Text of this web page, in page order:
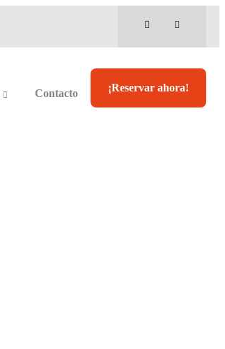
Contacto ¡Reservar ahora!